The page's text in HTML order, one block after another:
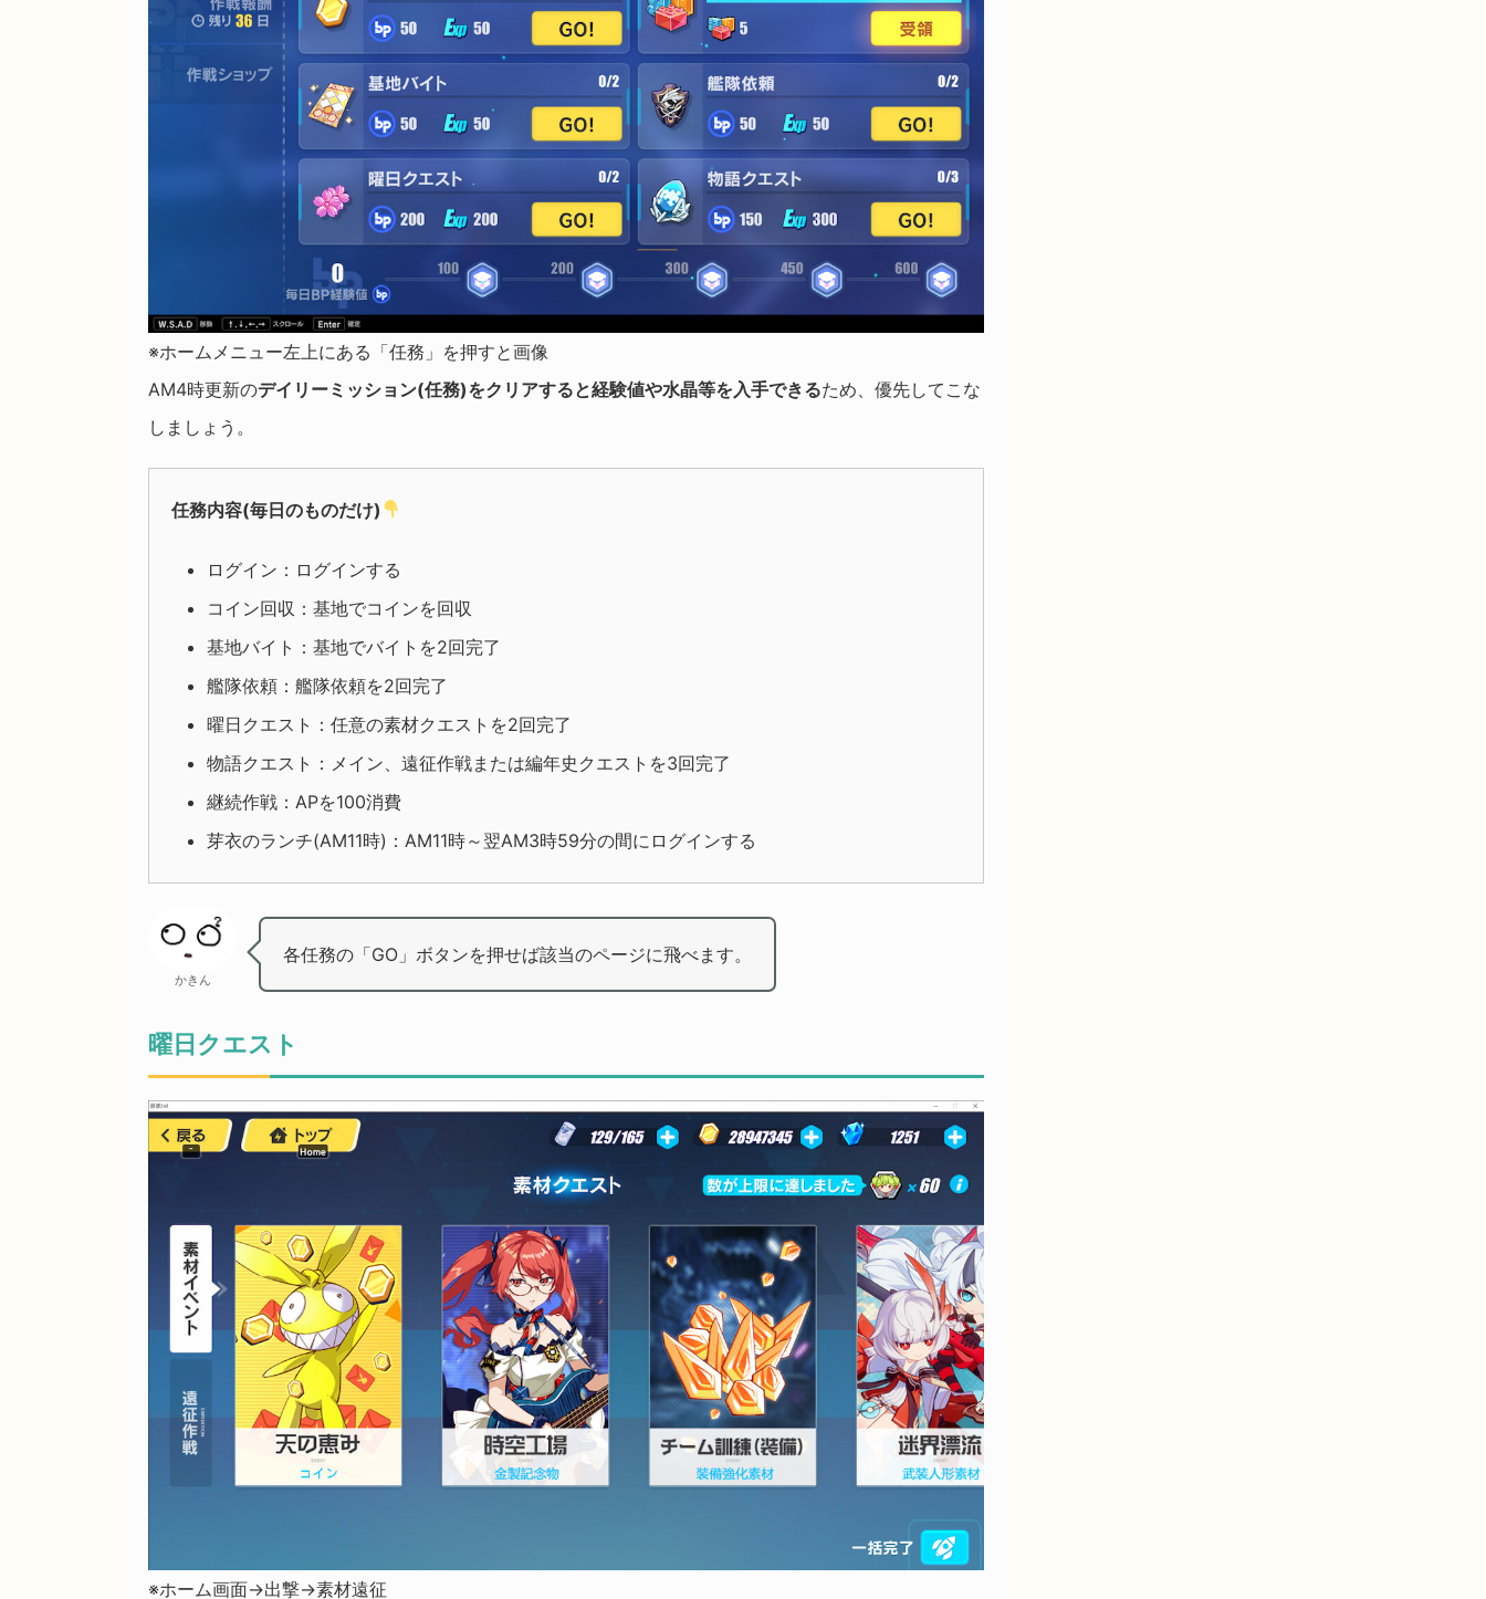
※ホームメニュー左上にある「任務」を押すと画像
AM4時更新のデイリーミッション(任務)をクリアすると経験値や水晶等を入手できるため、優先してこな
しましょう。
任務内容(毎日のものだけ)
ログイン：ログインする
コイン回収：基地でコインを回収
基地バイト：基地でバイトを2回完了
艦隊依頼：艦隊依頼を2回完了
曜日クエスト：任意の素材クエストを2回完了
物語クエスト：メイン、遠征作戦または編年史クエストを3回完了
継続作戦：APを100消費
芽衣のランチ(AM11時)：AM11時～翌AM3時59分の間にログインする
かきん
各任務の「GO」ボタンを押せば該当のページに飛べます。
曜日クエスト
※ホーム画面→出撃→素材遠征